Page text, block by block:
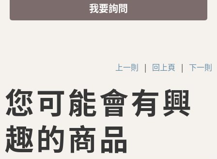
我要詢問
上一則 | 回上頁 | 下一則
您可能會有興
趣的商品